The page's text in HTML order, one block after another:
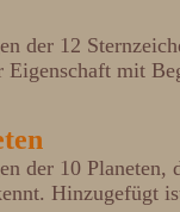
der 12
mit
der 10
Hinzugefügt